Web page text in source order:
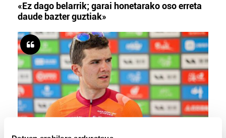
«Ez dago belarrik; garai honetarako oso erreta
daude bazter guztiak»
TXIRRINDULARITZA